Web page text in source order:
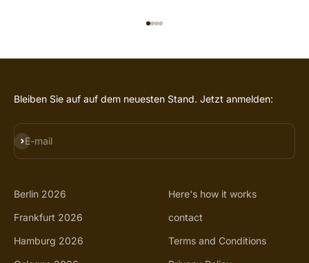
Bleiben Sie auf auf dem neuesten Stand. Jetzt anmelden:
E-mail
SUBSCRIBE
Berlin 2026
Frankfurt 2026
Hamburg 2026
Here's how it works
contact
Terms and Conditions